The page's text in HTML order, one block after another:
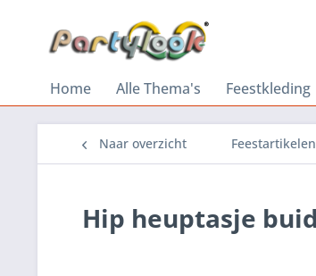
Home Alle Thema's Feestkleding
Naar overzicht Feestartikelen
Hip heuptasje